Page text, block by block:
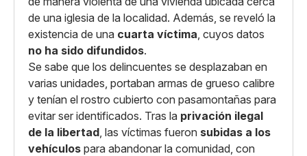
de una iglesia de la localidad. Además, se reveló la
existencia de una cuarta víctima, cuyos datos
no ha sido difundidos.
Se sabe que los delincuentes se desplazaban en
varias unidades, portaban armas de grueso calibre
y tenían el rostro cubierto con pasamontañas para
evitar ser identificados. Tras la privación ilegal
de la libertad, las víctimas fueron subidas a los
vehículos para abandonar la comunidad, con